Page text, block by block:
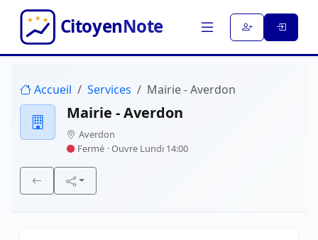
Accueil Services Mairie - Averdon
Mairie - Averdon
Averdon
Fermé · Ouvre Lundi 14:00